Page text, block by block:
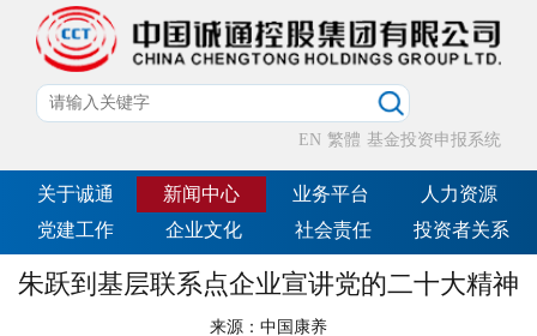
EN 繁體 基金投资申报系统
关于诚通 新闻中心 业务平台
人力资源
党建工作
企业文化 社会责任 投资者关系
朱跃到基层联系点企业宣讲党的二十大精神
来源： 中国康养